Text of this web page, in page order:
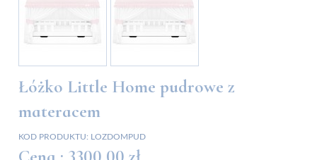
Łóżko Little Home pudrowe z
materacem
KOD PRODUKTU: LOZDOMPUD